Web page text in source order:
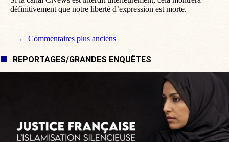
définitivement que notre liberté d’expression est morte.
Navigation de commentaire
← Commentaires plus anciens
REPORTAGES/GRANDES ENQUÊTES